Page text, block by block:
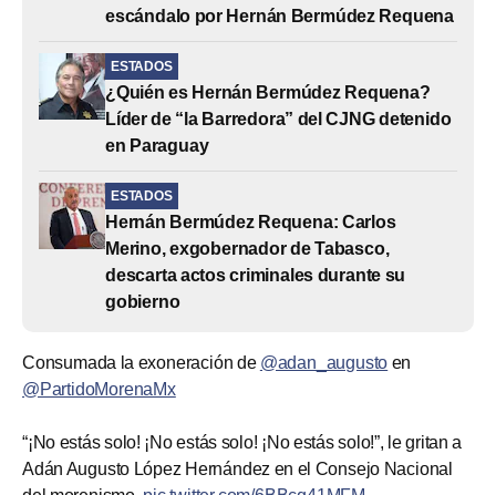
escándalo por Hernán Bermúdez Requena
ESTADOS
¿Quién es Hernán Bermúdez Requena?
Líder de “la Barredora” del CJNG detenido
en Paraguay
ESTADOS
Hernán Bermúdez Requena: Carlos
Merino, exgobernador de Tabasco,
descarta actos criminales durante su
gobierno
Consumada la exoneración de @adan_augusto en
@PartidoMorenaMx
“¡No estás solo! ¡No estás solo! ¡No estás solo!”, le gritan a
Adán Augusto López Hernández en el Consejo Nacional